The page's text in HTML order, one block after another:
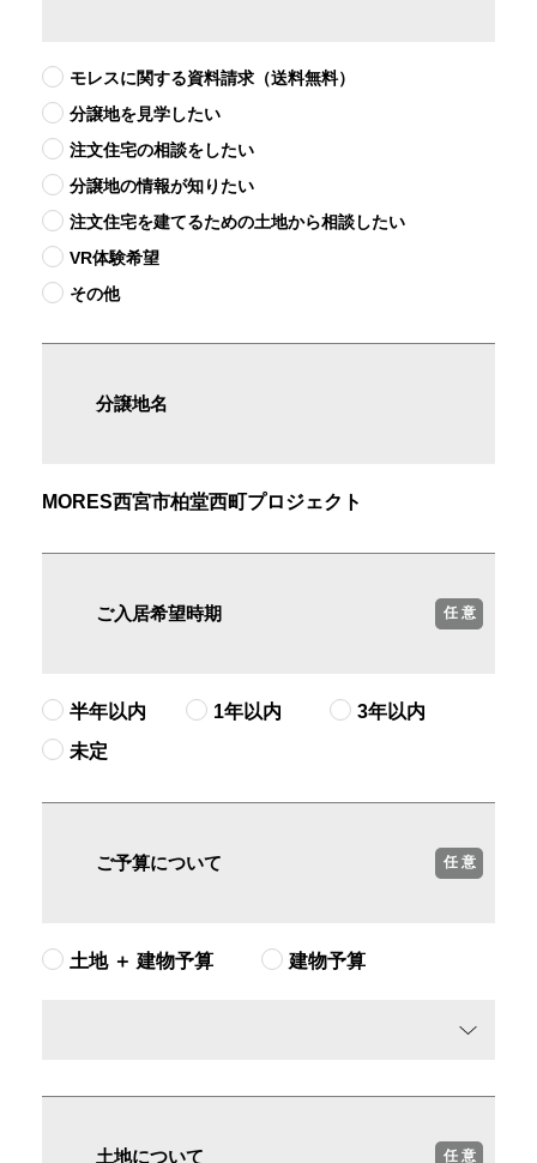
モレスに関する資料請求（送料無料）
分譲地を見学したい
注文住宅の相談をしたい
分譲地の情報が知りたい
注文住宅を建てるための土地から相談したい
VR体験希望
その他
分譲地名
MORES西宮市柏堂西町プロジェクト
ご入居希望時期 任 意
半年以内 1年以内
3年以内
未定
ご予算について 任 意
土地 ＋ 建物予算 建物予算
土地について 任 意